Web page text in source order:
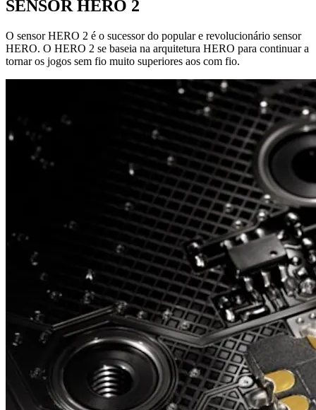
SENSOR HERO 2
O sensor HERO 2 é o sucessor do popular e revolucionário sensor
HERO. O HERO 2 se baseia na arquitetura HERO para continuar a
tornar os jogos sem fio muito superiores aos com fio.